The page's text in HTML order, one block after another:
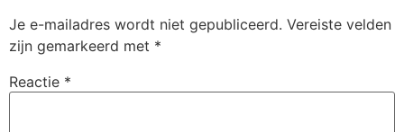
Je e-mailadres wordt niet gepubliceerd. Vereiste velden
zijn gemarkeerd met *
Reactie *